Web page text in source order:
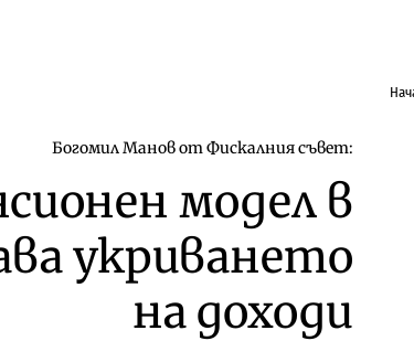
модел в
укриването
на доходи
Богомил Манов от Фискалния съвет: